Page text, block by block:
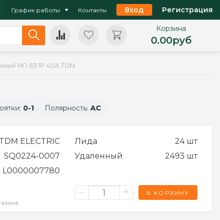
График работы Контакты Вход Регистрация
Корзина
0.00руб
МП-63 1P 40А TDM
0-1 Полярность: AC
ELECTRIC
SQ0224-0007
L0000007780
Лида
24 шт
Удаленный
2493 шт
– + В КОРЗИНУ